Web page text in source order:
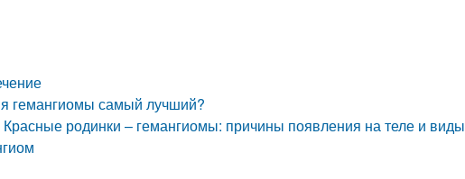
гемангиомы самый лучший?
Красные родинки – гемангиомы: причины появления на теле и виды